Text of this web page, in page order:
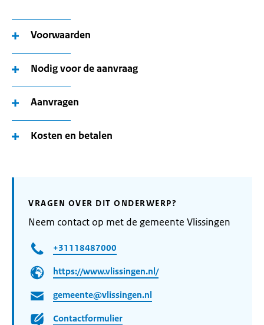
Voorwaarden
Nodig voor de aanvraag
Aanvragen
Kosten en betalen
VRAGEN OVER DIT ONDERWERP?
Neem contact op met de gemeente Vlissingen
+31118487000
https://www.vlissingen.nl/
gemeente@vlissingen.nl
Contactformulier